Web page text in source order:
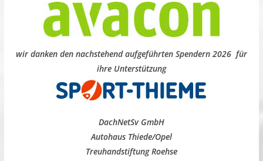
wir danken den nachstehend aufgeführten Spendern 2026 für
ihre Unterstützung
DachNetSv GmbH
Autohaus Thiede/Opel
Treuhandstiftung Roehse